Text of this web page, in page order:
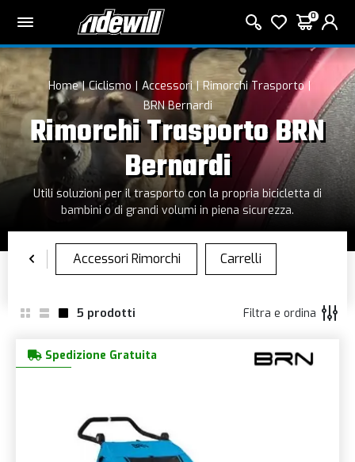
0
Home Ciclismo Accessori
Rimorchi Trasporto
BRN Bernardi
Rimorchi Trasporto BRN
Bernardi
Utili soluzioni per il trasporto con la propria bicicletta di
bambini o di grandi volumi in piena sicurezza.
5 prodotti Filtra e ordina
Spedizione Gratuita